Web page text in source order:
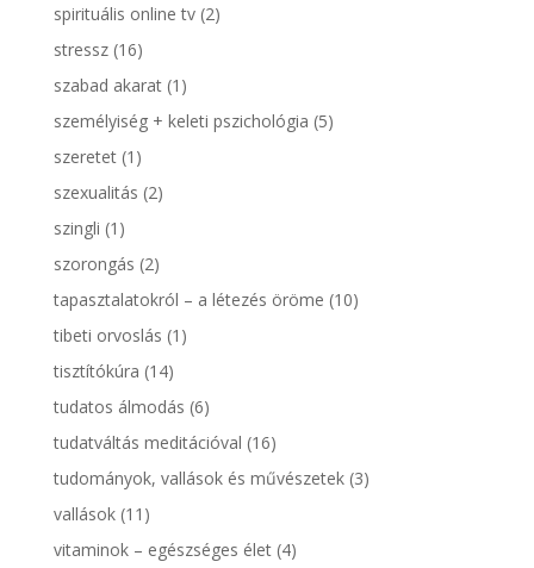
spirituális online tv(2)
stressz(16)
szabad akarat(1)
személyiség + keleti pszichológia (5)
szeretet(1)
szexualitás (2)
szingli (1)
szorongás (2)
tapasztalatokról – a létezés öröme (10)
tibeti orvoslás (1)
tisztítókúra (14)
tudatos álmodás (6)
tudatváltás meditációval (16)
tudományok, vallások és művészetek(3)
vallások(11)
vitaminok – egészséges élet(4)